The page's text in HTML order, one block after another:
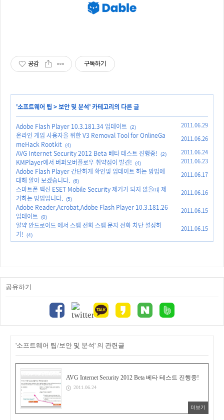
공감 구독하기
'소프트웨어 팁 >보안 및 분석' 카테고리의 다른 글
Adobe Flash Player 10.3.181.34 업데이트 (2) 2011.06.29
온라인 게임 사용자을 위한 V3 Removal Tool for OnlineGa
meHack Rootkit (4)
2011.06.26
AVG Internet Security 2012 Beta 베타 테스트 진행중! (2) 2011.06.24
KMPlayer에서 버퍼오버플로우 취약점이 발견! (4) 2011.06.23
Adobe Flash Player 간단하게 확인및 업데이트 하는 방법에
대해 알아 보겠습니다. (6)
2011.06.17
스마트폰 백신 ESET Mobile Security 제거가 되지 않을떄 제
거하는 방법입니다. (5)
2011.06.16
Adobe Reader,Acrobat,Adobe Flash Player 10.3.181.26
업데이트 (0)
2011.06.15
알약 안드로이드 에서 스팸 전화 스팸 문자 전화 차단 설정하
기!
(4)
2011.06.15
공유하기
'소프트웨어 팁/보안 및 분석' 의 관련글
AVG Internet Security 2012 Beta 베타 테스트 진행중!
2011.06.24
더보기